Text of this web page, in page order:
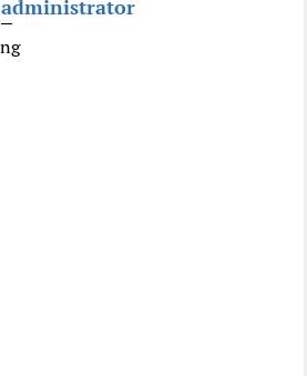
administrator